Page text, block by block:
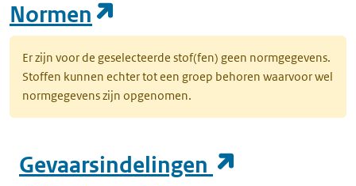
Normen
Er zijn voor de geselecteerde stof(fen) geen normgegevens.
Stoffen kunnen echter tot een groep behoren waarvoor wel
normgegevens zijn opgenomen.
Gevaarsindelingen